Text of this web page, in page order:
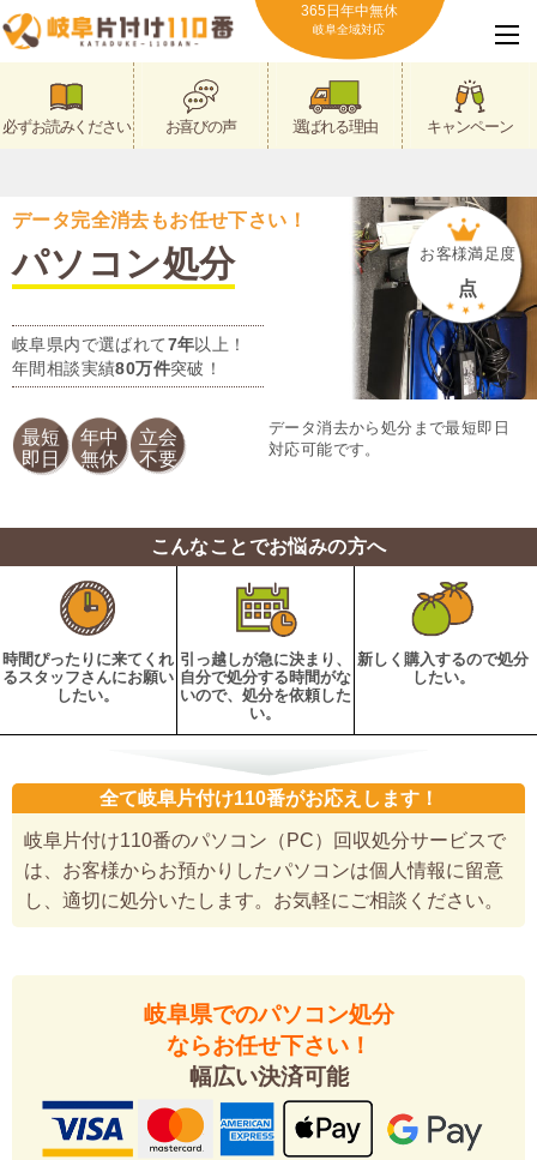
365日年中無休
岐阜全域対応
必ずお読みください お喜びの声 選ばれる理由 キャンペーン
データ完全消去もお任せ下さい！
パソコン処分
岐阜県内で選ばれて7年以上！
年間相談実績80万件突破！
お客様満足度
点
最短
即日
年中
無休
立会
不要
データ消去から処分まで最短即日
対応可能です。
こんなことでお悩みの方へ
時間ぴったりに来てくれ
るスタッフさんにお願い
したい。
引っ越しが急に決まり、
自分で処分する時間がな
いので、処分を依頼した
い。
新しく購入するので処分
したい。
全て岐阜片付け110番がお応えします！
岐阜片付け110番のパソコン（PC）回収処分サービスで
は、お客様からお預かりしたパソコンは個人情報に留意
し、適切に処分いたします。お気軽にご相談ください。
岐阜県でのパソコン処分
ならお任せ下さい！
幅広い決済可能